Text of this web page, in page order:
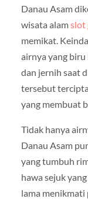
Danau Asam
wisata alamslot
memikat.
airnya yang biru
dan jernih saat
tersebut
yang membuat
Tidak hanya
Danau Asam
yang tumbuh
hawa sejuk
lama menikmati